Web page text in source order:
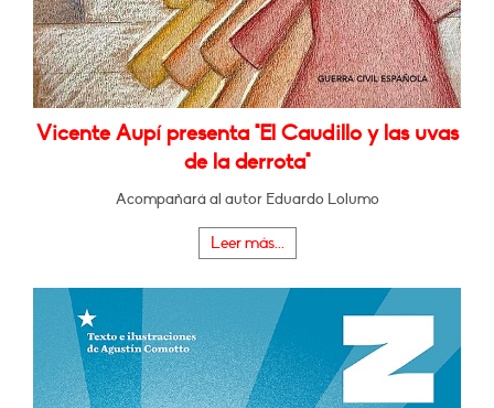
Vicente Aupí presenta "El Caudillo y las uvas
de la derrota"
Acompañará al autor Eduardo Lolumo
Leer más...